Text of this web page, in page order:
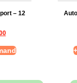
– 12